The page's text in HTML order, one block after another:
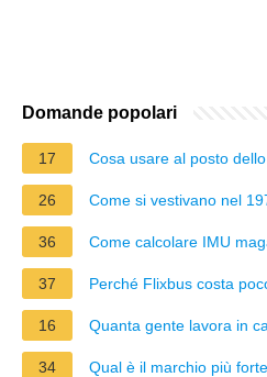
Domande popolari
17 Cosa usare al posto
26 Come si vestivano nel
36 Come calcolare IMU
37 Perché Flixbus costa
16 Quanta gente lavora in
34 Qual è il marchio più